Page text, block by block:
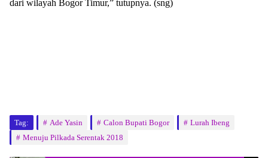
dari wilayah Bogor Timur,” tutupnya. (sng)
Tag: Ade Yasin Calon Bupati Bogor
Lurah Ibeng
Menuju Pilkada Serentak 2018